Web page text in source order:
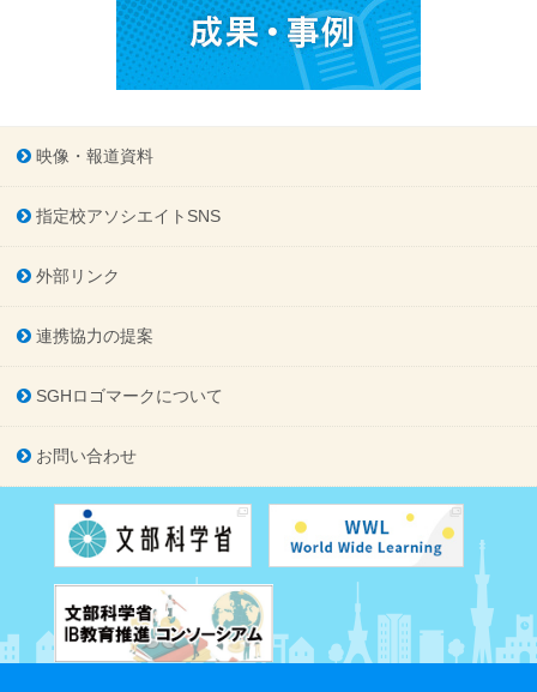
映像・報道資料
指定校アソシエイトSNS
外部リンク
連携協力の提案
SGHロゴマークについて
お問い合わせ